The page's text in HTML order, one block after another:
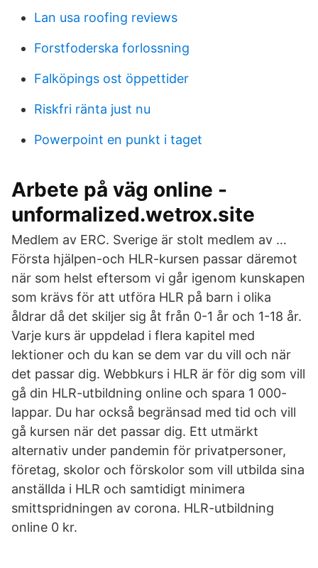
Lan usa roofing reviews
Forstfoderska forlossning
Falköpings ost öppettider
Riskfri ränta just nu
Powerpoint en punkt i taget
Arbete på väg online -
unformalized.wetrox.site
Medlem av ERC. Sverige är stolt medlem av …
Första hjälpen-och HLR-kursen passar däremot
när som helst eftersom vi går igenom kunskapen
som krävs för att utföra HLR på barn i olika
åldrar då det skiljer sig åt från 0-1 år och 1-18 år.
Varje kurs är uppdelad i flera kapitel med
lektioner och du kan se dem var du vill och när
det passar dig. Webbkurs i HLR är för dig som vill
gå din HLR-utbildning online och spara 1 000-
lappar. Du har också begränsad med tid och vill
gå kursen när det passar dig. Ett utmärkt
alternativ under pandemin för privatpersoner,
företag, skolor och förskolor som vill utbilda sina
anställda i HLR och samtidigt minimera
smittspridningen av corona. HLR-utbildning
online 0 kr.